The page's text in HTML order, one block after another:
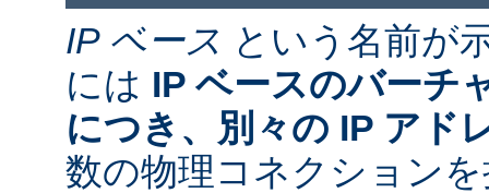
IP ベース という名前が
には IP ベースのバーチ
につき、別々の IP アド
数の物理コネクション